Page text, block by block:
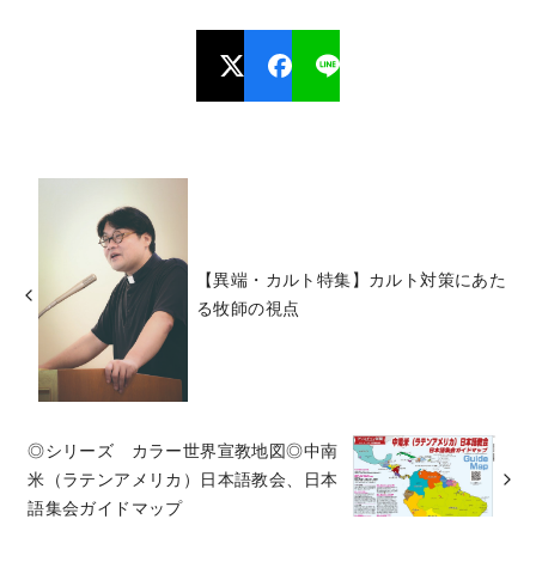
【異端・カルト特集】カルト対策にあた
る牧師の視点
◎シリーズ カラー世界宣教地図◎中南
米（ラテンアメリカ）日本語教会、日本
語集会ガイドマップ